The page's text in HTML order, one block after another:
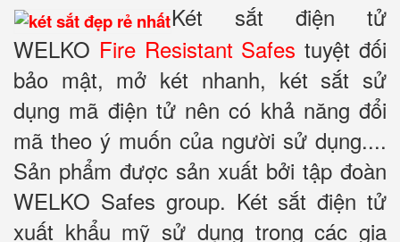
Két sắt điện tử
WELKO Fire Resistant Safes tuyệt đối
bảo mật, mở két nhanh, két sắt sử
dụng mã điện tử nên có khả năng đổi
mã theo ý muốn của người sử dụng....
Sản phẩm được sản xuất bởi tập đoàn
WELKO Safes group. Két sắt điện tử
xuất khẩu mỹ sử dụng trong các gia